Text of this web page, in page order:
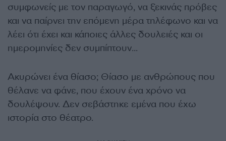
συμφωνείς με τον παραγωγό, να ξεκινάς πρόβες
και να παίρνει την επόμενη μέρα τηλέφωνο και να
λέει ότι έχει και κάποιες άλλες δουλειές και οι
ημερομηνίες δεν συμπίπτουν…
Ακυρώνει ένα θίασο; Θίασο με ανθρώπους που
θέλανε να φάνε, που έχουν ένα χρόνο να
δουλέψουν. Δεν σεβάστηκε εμένα που έχω
ιστορία στο θέατρο.